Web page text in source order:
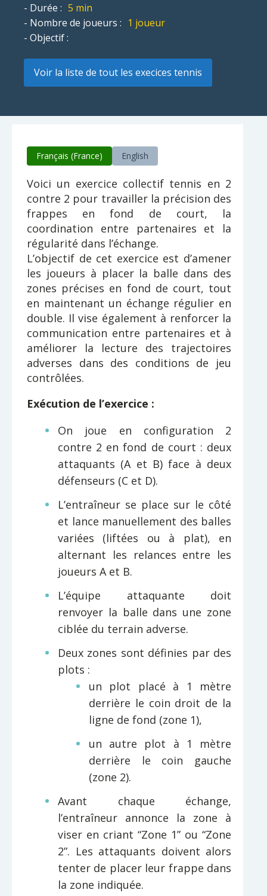
- Durée : 5 min
- Nombre de joueurs : 1 joueur
- Objectif :
Voir la liste de tout les execices tennis
Français (France) English
Voici un exercice collectif tennis en 2
contre 2 pour travailler la précision des
frappes en fond de court, la
coordination entre partenaires et la
régularité dans l’échange.
L’objectif de cet exercice est d’amener
les joueurs à placer la balle dans des
zones précises en fond de court, tout
en maintenant un échange régulier en
double. Il vise également à renforcer la
communication entre partenaires et à
améliorer la lecture des trajectoires
adverses dans des conditions de jeu
contrôlées.
Exécution de l’exercice :
On joue en configuration 2
contre 2 en fond de court : deux
attaquants (A et B) face à deux
défenseurs (C et D).
L’entraîneur se place sur le côté
et lance manuellement des balles
variées (liftées ou à plat), en
alternant les relances entre les
joueurs A et B.
L’équipe attaquante doit
renvoyer la balle dans une zone
ciblée du terrain adverse.
Deux zones sont définies par des
plots :
un plot placé à 1 mètre
derrière le coin droit de la
ligne de fond (zone 1),
un autre plot à 1 mètre
derrière le coin gauche
(zone 2).
Avant chaque échange,
l’entraîneur annonce la zone à
viser en criant “Zone 1” ou “Zone
2”. Les attaquants doivent alors
tenter de placer leur frappe dans
la zone indiquée.